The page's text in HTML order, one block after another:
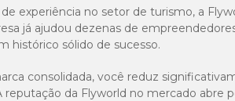
experiência no setor de turismo, a
já ajudou dezenas de
histórico sólido de sucesso.
consolidada, você reduz
da Flyworld no mercado abre